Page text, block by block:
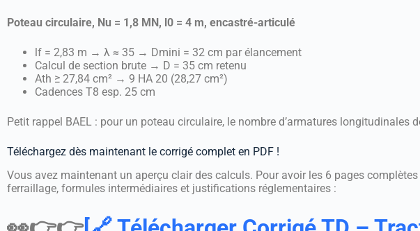
Poteau circulaire, Nu = 1,8 MN, l0 = 4 m, encastré-articulé
lf = 2,83 m → λ ≈ 35 → Dmini = 32 cm par élancement
Calcul de section brute → D = 35 cm retenu
Ath ≥ 27,84 cm² → 9 HA 20 (28,27 cm²)
Cadences T8 esp. 25 cm
Petit rappel BAEL : pour un poteau circulaire, le nombre d’armatures longitudinales
Téléchargez dès maintenant le corrigé complet en PDF !
Vous avez maintenant un aperçu clair des calculs. Pour avoir les 6 pages
ferraillage, formules intermédiaires et justifications réglementaires :